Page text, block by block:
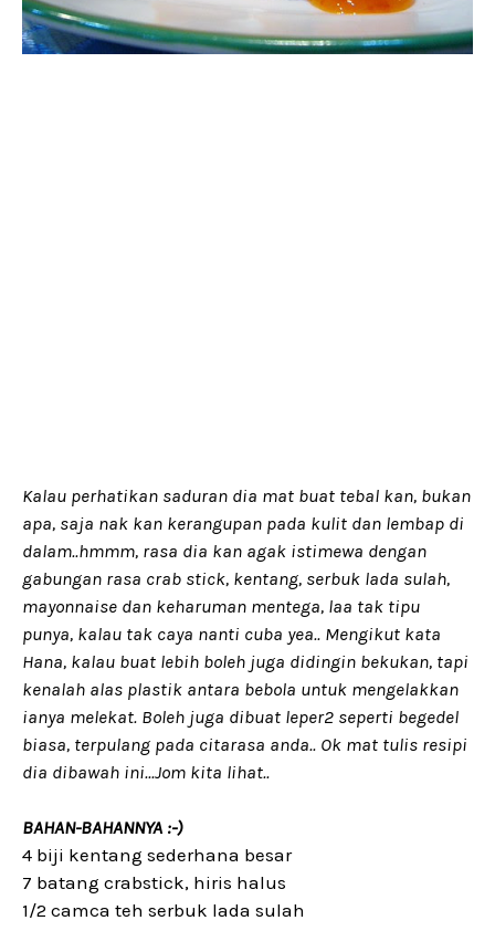
Kalau perhatikan saduran dia mat buat tebal kan, bukan
apa, saja nak kan kerangupan pada kulit dan lembap di
dalam..hmmm, rasa dia kan agak istimewa dengan
gabungan rasa crab stick, kentang, serbuk lada sulah,
mayonnaise dan keharuman mentega, laa tak tipu
punya, kalau tak caya nanti cuba yea.. Mengikut kata
Hana, kalau buat lebih boleh juga didingin bekukan, tapi
kenalah alas plastik antara bebola untuk mengelakkan
ianya melekat. Boleh juga dibuat leper2 seperti begedel
biasa, terpulang pada citarasa anda.. Ok mat tulis resipi
dia dibawah ini...Jom kita lihat..
BAHAN-BAHANNYA :-)
4 biji kentang sederhana besar
7 batang crabstick, hiris halus
1/2 camca teh serbuk lada sulah